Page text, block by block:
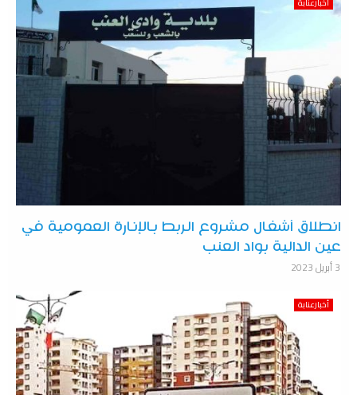
انطلاق أشغال مشروع الربط بالإنارة العمومية في
عين الدالية بواد العنب
3 أبريل 2023
أخبارعنابة